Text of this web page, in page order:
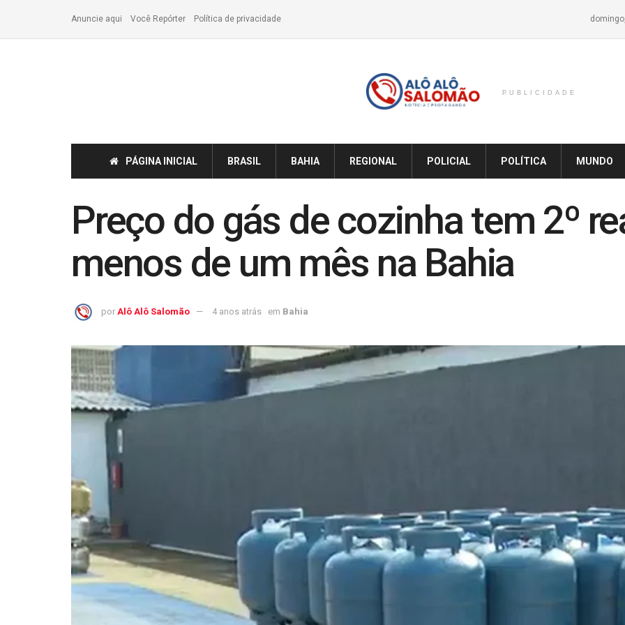
Anuncie aqui Você Repórter Política de privacidade
PUBLICIDADE
PÁGINA INICIAL BRASIL BAHIA REGIONAL POLICIAL POLÍTICA MUNDO
Preço do gás de cozinha tem 2º
menos de um mês na Bahia
por Alô Alô Salomão 4 anos atrás em Bahia